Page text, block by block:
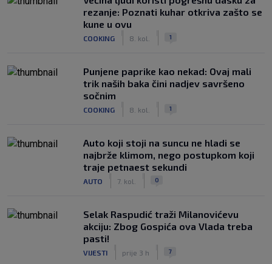
rezanje: Poznati kuhar otkriva zašto se
kune u ovu
COOKING 8. kol. 1
Punjene paprike kao nekad: Ovaj mali
trik naših baka čini nadjev savršeno
sočnim
COOKING 8. kol. 1
Auto koji stoji na suncu ne hladi se
najbrže klimom, nego postupkom koji
traje petnaest sekundi
AUTO 7. kol. 0
Selak Raspudić traži Milanovićevu
akciju: Zbog Gospića ova Vlada treba
pasti!
VIJESTI prije 3 h 7